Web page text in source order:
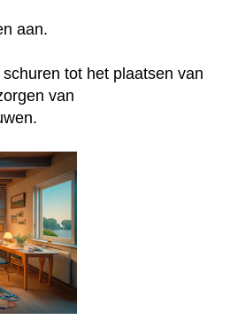
aan.
tot het plaatsen van
van